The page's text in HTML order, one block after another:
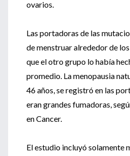
ovarios.
Las portadoras de las
de menstruar alrededor de
que el otro grupo lo había
promedio. La menopausia
46 años, se registró en las
eran grandes fumadoras,
en Cancer.
El estudio incluyó solamente